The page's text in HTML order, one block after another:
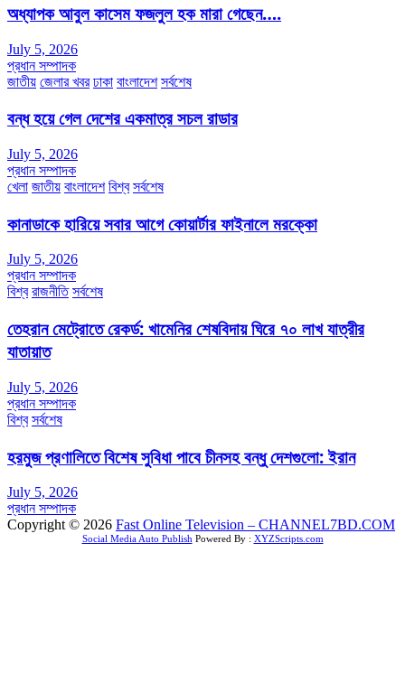
অধ্যাপক আবুল কাসেম ফজলুল হক মারা গেছেন….
July 5, 2026
প্রধান সম্পাদক
জাতীয় জেলার খবর ঢাকা বাংলাদেশ সর্বশেষ
বন্ধ হয়ে গেল দেশের একমাত্র সচল রাডার
July 5, 2026
প্রধান সম্পাদক
খেলা জাতীয় বাংলাদেশ বিশ্ব সর্বশেষ
কানাডাকে হারিয়ে সবার আগে কোয়ার্টার ফাইনালে মরক্কো
July 5, 2026
প্রধান সম্পাদক
বিশ্ব রাজনীতি সর্বশেষ
তেহরান মেট্রোতে রেকর্ড: খামেনির শেষবিদায় ঘিরে ৭০ লাখ যাত্রীর
যাতায়াত
July 5, 2026
প্রধান সম্পাদক
বিশ্ব সর্বশেষ
হরমুজ প্রণালিতে বিশেষ সুবিধা পাবে চীনসহ বন্ধু দেশগুলো: ইরান
July 5, 2026
প্রধান সম্পাদক
Copyright © 2026 Fast Online Television – CHANNEL7BD.COM
Social Media Auto Publish Powered By : XYZScripts.com